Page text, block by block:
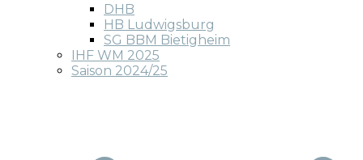
DHB
HB Ludwigsburg
SG BBM Bietigheim
IHF WM 2025
Saison 2024/25